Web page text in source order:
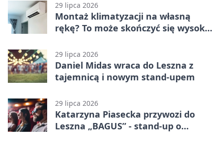
29 lipca 2026
Montaż klimatyzacji na własną
rękę? To może skończyć się wysoką
29 lipca 2026
Daniel Midas wraca do Leszna z
tajemnicą i nowym stand-upem
29 lipca 2026
Katarzyna Piasecka przywozi do
Leszna „BAGUS” - stand-up o